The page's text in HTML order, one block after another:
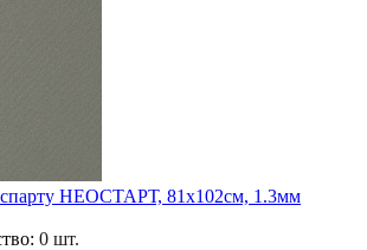
НЕОСТАРТ, 81x102см, 1.3мм
0 шт.